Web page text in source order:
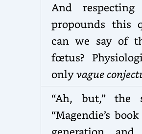
And
propounds this
can we say of
fœtus?
onlyvague
“Ah, but,” the
“Magendie’s
generation, and